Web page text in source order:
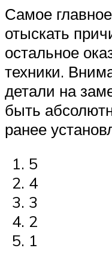
Самое
отыскать
остальное
техники.
детали на
быть
ранее
5
4
3
2
1